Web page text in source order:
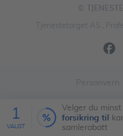
1
VALGT
Velger du minst
forsikring til
samlerabatt
©
Tjenestetorget AS ,